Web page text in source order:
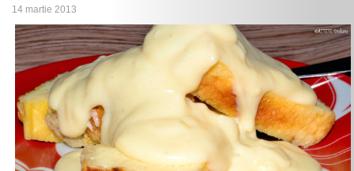
14 martie 2013